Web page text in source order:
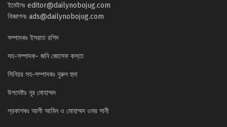
ইমেইলঃ editor@dailynobojug.com
বিজ্ঞাপনঃ ads@dailynobojug.com
সম্পাদকঃ ইসরাত রশিদ
সহ-সম্পাদক- জনি জোসেফ কস্তা
সিনিয়র সহ-সম্পাদকঃ নুরুল হুদা
উপদেষ্টাঃ নূর মোহাম্মদ
প্রকাশকঃ আলী আমিন ও মোহাম্মদ ওমর সানী